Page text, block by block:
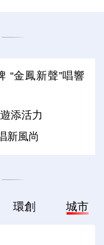
“金鳳新聲”唱響
添活力
新風尚
環創 城市